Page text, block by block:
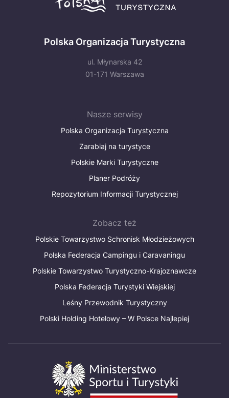
Polska Organizacja Turystyczna
ul. Młynarska 42
01-171 Warszawa
Nasze serwisy
Polska Organizacja Turystyczna
Zarabiaj na turystyce
Polskie Marki Turystyczne
Planer Podróży
Repozytorium Informacji Turystycznej
Zobacz też
Polskie Towarzystwo Schronisk Młodzieżowych
Polska Federacja Campingu i Caravaningu
Polskie Towarzystwo Turystyczno-Krajoznawcze
Polska Federacja Turystyki Wiejskiej
Leśny Przewodnik Turystyczny
Polski Holding Hotelowy – W Polsce Najlepiej